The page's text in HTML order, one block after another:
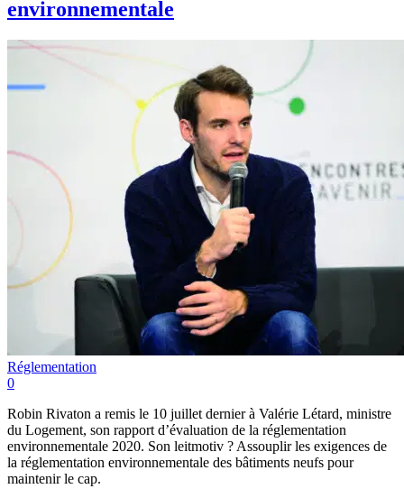
environnementale
Réglementation
0
Robin Rivaton a remis le 10 juillet dernier à Valérie Létard, ministre
du Logement, son rapport d’évaluation de la réglementation
environnementale 2020. Son leitmotiv ? Assouplir les exigences de
la réglementation environnementale des bâtiments neufs pour
maintenir le cap.